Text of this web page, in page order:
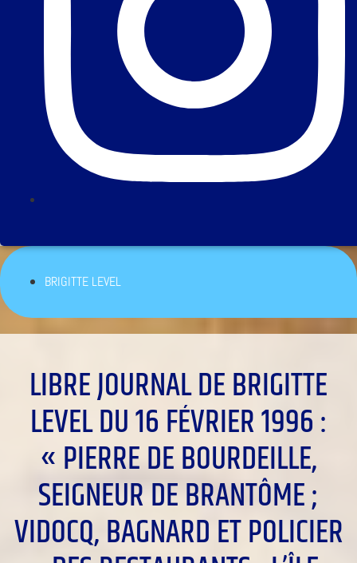
BRIGITTE LEVEL
LIBRE JOURNAL DE BRIGITTE
LEVEL DU 16 FÉVRIER 1996 :
« PIERRE DE BOURDEILLE,
SEIGNEUR DE BRANTÔME ;
VIDOCQ, BAGNARD ET POLICIER